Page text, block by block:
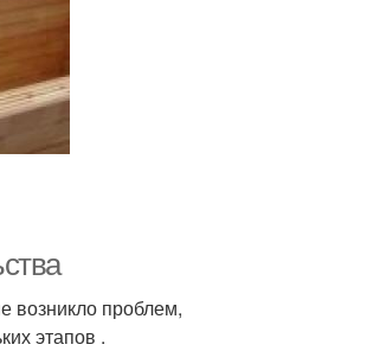
возникло проблем,
этапов .